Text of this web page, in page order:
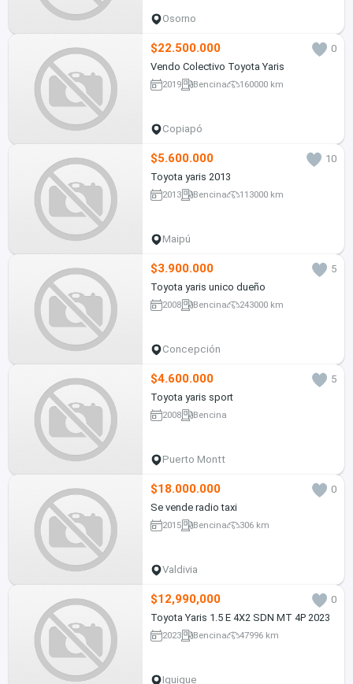
Osorno
$22.500.000
0
Vendo Colectivo Toyota Yaris
2019 Bencina 160000 km
Copiapó
$5.600.000
10
Toyota yaris 2013
2013 Bencina 113000 km
Maipú
$3.900.000
5
Toyota yaris unico dueño
2008 Bencina 243000 km
Concepción
$4.600.000
5
Toyota yaris sport
2008 Bencina
Puerto Montt
$18.000.000
0
Se vende radio taxi
2015 Bencina 306 km
Valdivia
$12,990,000
0
Toyota Yaris 1.5 E 4X2 SDN MT 4P 2023
2023 Bencina 47996 km
Iquique